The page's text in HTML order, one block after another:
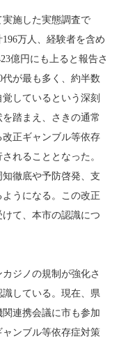
施した実態調査で
万人、経験者を含め
億円にも上ると報告さ
が最も多く、約半数
しているという深刻
踏まえ、さきの通常
正ギャンブル等依存
れることとなった。
徹底や予防啓発、支
うになる。この改正
て、本市の認識につ
ジノの規制が強化さ
している。現在、県
連携会議に市も参加
ンブル等依存症対策